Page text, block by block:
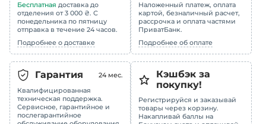
Бесплатная доставка до
отделения от 3 000 ₴. С
понедельника по пятницу
отправка в течение 24 часов.
Подробнее о доставке
Наложенный платеж, оплата
картой, безналичный расчет,
рассрочка и оплата частями
ПриватБанк.
Подробнее об оплате
Гарантия 24 мес.
Квалифицированная
техническая поддержка.
Сервисное, гарантийное и
послегарантийное
Кэшбэк за
покупку!
Регистрируйся и заказывай
товары через корзину.
Накапливай баллы на